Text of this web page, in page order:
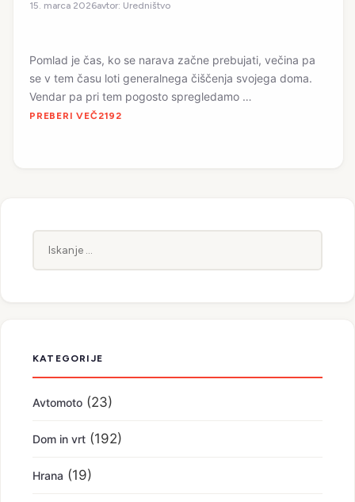
15. marca 2026avtor: Uredništvo
Pomlad je čas, ko se narava začne prebujati, večina pa
se v tem času loti generalnega čiščenja svojega doma.
Vendar pa pri tem pogosto spregledamo …
PREBERI VEČ
KATEGORIJE
Avtomoto (23)
Dom in vrt (192)
Hrana (19)